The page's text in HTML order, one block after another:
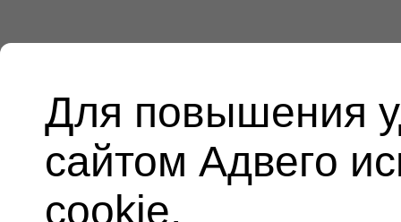
Для повышения
сайтом Адвего
cookie.